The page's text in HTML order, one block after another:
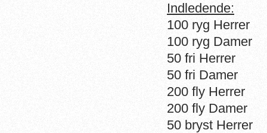
Indledende:
100 ryg Herrer
100 ryg Damer
50 fri Herrer
50 fri Damer
200 fly Herrer
200 fly Damer
50 bryst Herrer